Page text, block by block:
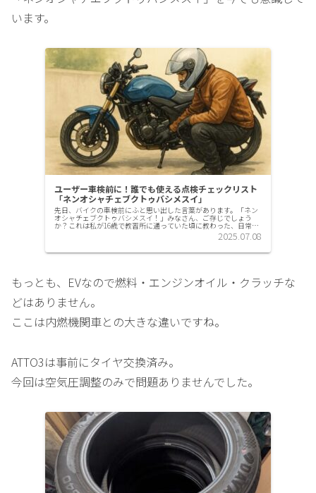
います。
ユーザー車検前に！誰でも使える点検チェックリスト
「ネンオシャチェブクトゥバシメスイ」
先日、バイクの車検前にふと思い出した言葉があります。「ネン
オシャチェブクトゥバシメスイ！」みなさん、ご存じでしょう
か？これは私が16歳で教習所に通っていた頃に教わった、日常点
検の語呂合わせです。もう25年も前の話ですが、今でもハッキリ
2025.07.08
もっとも、EVなので燃料・エンジンオイル・クラッチな
どはありません。
ここは内燃機関車との大きな違いですね。
ATTO3は事前にタイヤ交換済み。
今回は空気圧調整のみで問題ありませんでした。